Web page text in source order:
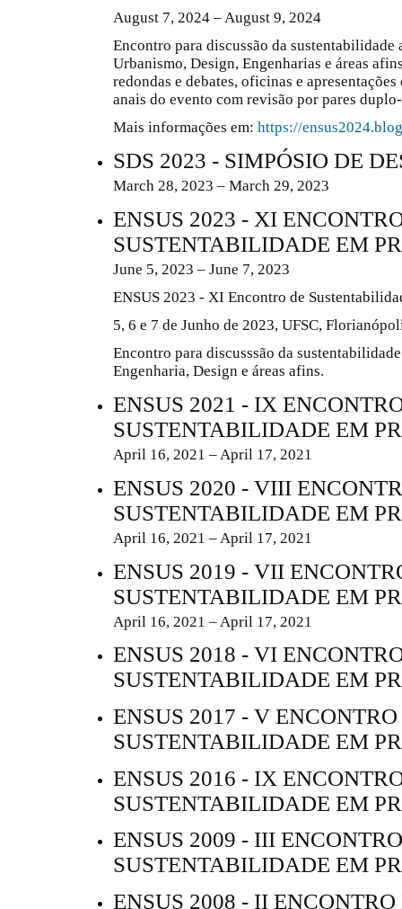
August 7, 2024 – August 9, 2024
Encontro para discussão da
Urbanismo, Design, Engenharias e áreas
redondas e debates, oficinas e
anais do evento com revisão por pares
Mais informações em: https://
SDS 2023 - SIMPÓSIO DE
March 28, 2023 – March 29, 2023
ENSUS 2023 - XI
SUSTENTABILIDADE EM
June 5, 2023 – June 7, 2023
ENSUS 2023 - XI Encontro de
5, 6 e 7 de Junho de 2023, UFSC,
Encontro para discusssão da
Engenharia, Design e áreas afins.
ENSUS 2021 - IX
SUSTENTABILIDADE EM
April 16, 2021 – April 17, 2021
ENSUS 2020 - VIII
SUSTENTABILIDADE EM
April 16, 2021 – April 17, 2021
ENSUS 2019 - VII
SUSTENTABILIDADE EM
April 16, 2021 – April 17, 2021
ENSUS 2018 - VI
SUSTENTABILIDADE EM
ENSUS 2017 - V
SUSTENTABILIDADE EM
ENSUS 2016 - IX
SUSTENTABILIDADE EM
ENSUS 2009 - III
SUSTENTABILIDADE EM
ENSUS 2008 - II ENCONTRO